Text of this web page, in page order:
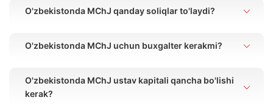
O'zbekistonda MChJ qanday soliqlar to'laydi?
O'zbekistonda MChJ uchun buxgalter kerakmi?
O'zbekistonda MChJ ustav kapitali qancha bo'lishi
kerak?